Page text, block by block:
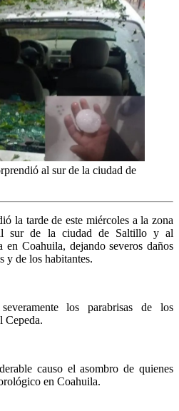
al sur de la ciudad de
la tarde de este miércoles a la zona
sur de la ciudad de Saltillo y al
Coahuila, dejando severos daños
y de los habitantes.
los parabrisas de los
Cepeda.
causo el asombro de quienes
en Coahuila.